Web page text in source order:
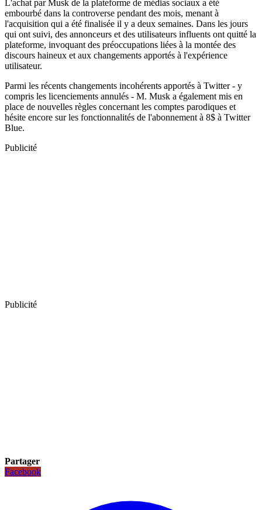
L'achat par Musk de la plateforme de médias sociaux a été
embourbé dans la controverse pendant des mois, menant à
l'acquisition qui a été finalisée il y a deux semaines. Dans les jours
qui ont suivi, des annonceurs et des utilisateurs influents ont quitté la
plateforme, invoquant des préoccupations liées à la montée des
discours haineux et aux changements apportés à l'expérience
utilisateur.
Parmi les récents changements incohérents apportés à Twitter - y
compris les licenciements annulés - M. Musk a également mis en
place de nouvelles règles concernant les comptes parodiques et
hésite encore sur les fonctionnalités de l'abonnement à 8$ à Twitter
Blue.
Publicité
Publicité
Partager
Facebook